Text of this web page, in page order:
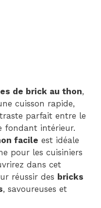
de brick au thon,
cuisson rapide,
parfait entre le
fondant intérieur.
facile est idéale
pour les cuisiniers
dans cet
réussir des bricks
, savoureuses et